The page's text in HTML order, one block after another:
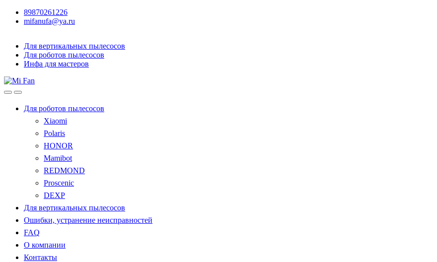
89870261226
mifanufa@ya.ru
Для вертикальных пылесосов
Для роботов пылесосов
Инфа для мастеров
Для роботов пылесосов
Xiaomi
Polaris
HONOR
Mamibot
REDMOND
Proscenic
DEXP
Для вертикальных пылесосов
Ошибки, устранение неисправностей
FAQ
О компании
Контакты